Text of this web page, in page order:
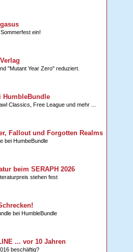
ein!
"Mutant Year Zero" reduziert.
HumbleBundle
Classics, Free League und mehr ...
Fallout und Forgotten Realms
bei HumbeBundle
beim SERAPH 2026
stehen fest
bei HumbleBundle
... vor 10 Jahren
beschäftig?